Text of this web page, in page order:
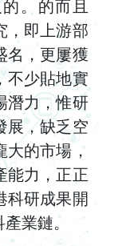
。的而且
，即上游部
名，更屢獲
不少貼地實
潛力，惟研
展，缺乏空
大的市場，
能力，正正
科研成果開
業鏈。